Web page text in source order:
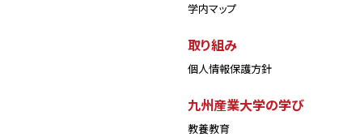
学内マップ
取り組み
個人情報保護方針
九州産業大学の学び
教養教育